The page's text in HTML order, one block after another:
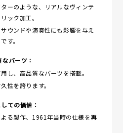
ーのような、リアルなヴィンテ
ック加工。
ウンドや演奏性にも影響を与え
す。
パーツ：
し、高品質なパーツを搭載。
性を誇ります。
ての価値：
る製作、1961年当時の仕様を再